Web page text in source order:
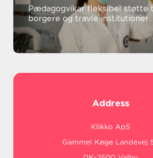
Pædagogvikar fleksibel støtte til udsatte
borgere og travle institutioner
Address